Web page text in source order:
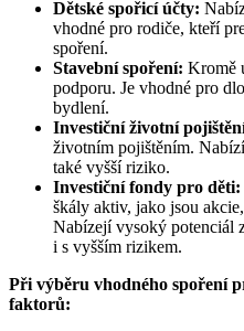
Dětské spořicí účty:
vhodné pro rodiče, kteří
spoření.
Stavební spoření: Kromě
podporu. Je vhodné pro
bydlení.
Investiční životní
životním pojištěním.
také vyšší riziko.
Investiční fondy pro děti:
škály aktiv, jako jsou
Nabízejí vysoký potenciál
i s vyšším rizikem.
Při výběru vhodného spoření
faktorů: